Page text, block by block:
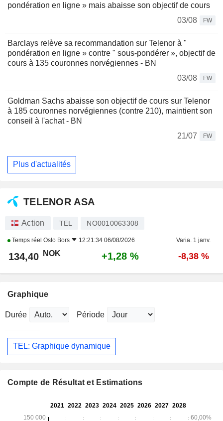
pondération en ligne » mais abaisse son objectif de cours
03/08
FW
Barclays relève sa recommandation sur Telenor à "
pondération en ligne » contre " sous-pondérer », objectif de
cours à 135 couronnes norvégiennes - BN
03/08
FW
Goldman Sachs abaisse son objectif de cours sur Telenor
à 185 couronnes norvégiennes (contre 210), maintient son
conseil à l'achat - BN
21/07
FW
Plus d'actualités
TELENOR ASA
Action TEL NO0010063308
Temps réel Oslo Bors 12:21:34 06/08/2026 Varia. 1 janv.
134,40 NOK +1,28 % -8,38 %
Graphique
Durée Période
TEL: Graphique dynamique
Compte de Résultat et Estimations